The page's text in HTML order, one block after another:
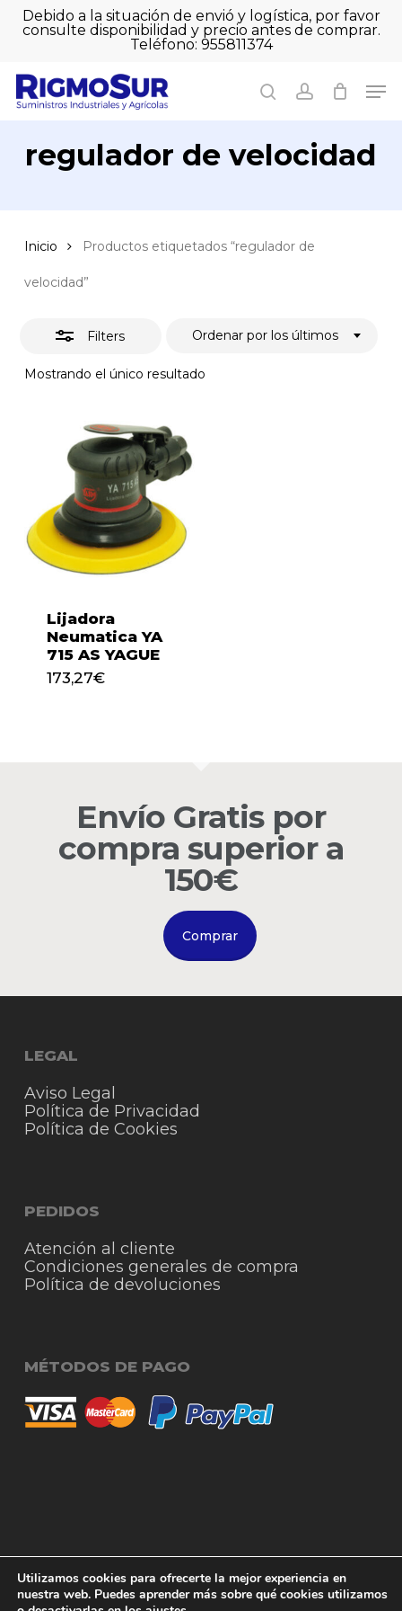
SkipDebido a la situación de envió y logística, por favor
consulte disponibilidad y precio antes de comprar.
Teléfono: 955811374
searchaccount
Cart Close
Subtotal: 0,00
regulador de velocidad
Inicio Productos etiquetados “regulador de
velocidad”
Filters
Mostrando el único resultado
Ordenar por los últimos
Close
Lijadora
Neumatica YA
715 AS YAGUE
173,27€
173,27€
Envío Gratis por
compra superior a
150€
Comprar
LEGAL
Aviso Legal
Política de Privacidad
Política de Cookies
PEDIDOS
Atención al cliente
Condiciones generales de compra
Política de devoluciones
MÉTODOS DE PAGO
© 2026 RigmoSur. Proyecto realizado por Grado
Creativo Agencia de Publicidad
Utilizamos cookies para ofrecerte la mejor experiencia en
nuestra web. Puedes aprender más sobre qué cookies utilizamos